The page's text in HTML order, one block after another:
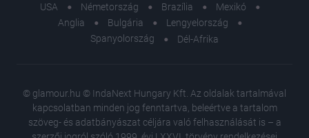
USA Németország Brazília
Mexikó
Anglia
Bulgária
Lengyelország
Spanyolország
Dél-Afrika
© glamour.hu © IndaNext Hungary Kft. Az oldalak tartalmával
kapcsolatban minden jog fenntartva, beleértve a tartalom
szöveg- és adatbányászat céljára való felhasználását is – a